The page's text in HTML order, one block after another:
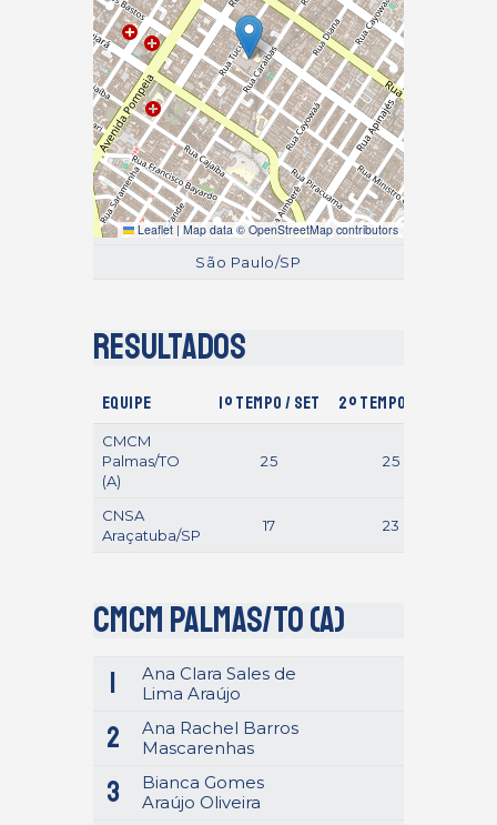
Leaflet | Map data © OpenStreetMap contributors
São Paulo/SP
Resultados
Equipe 1º Tempo / Set 2º Tempo / Set
CMCM
Palmas/TO
(A)
25 25
CNSA
Araçatuba/SP
17 23
CMCM Palmas/TO (A)
1
Ana Clara Sales de
Lima Araújo
2
Ana Rachel Barros
Mascarenhas
3
Bianca Gomes
Araújo Oliveira